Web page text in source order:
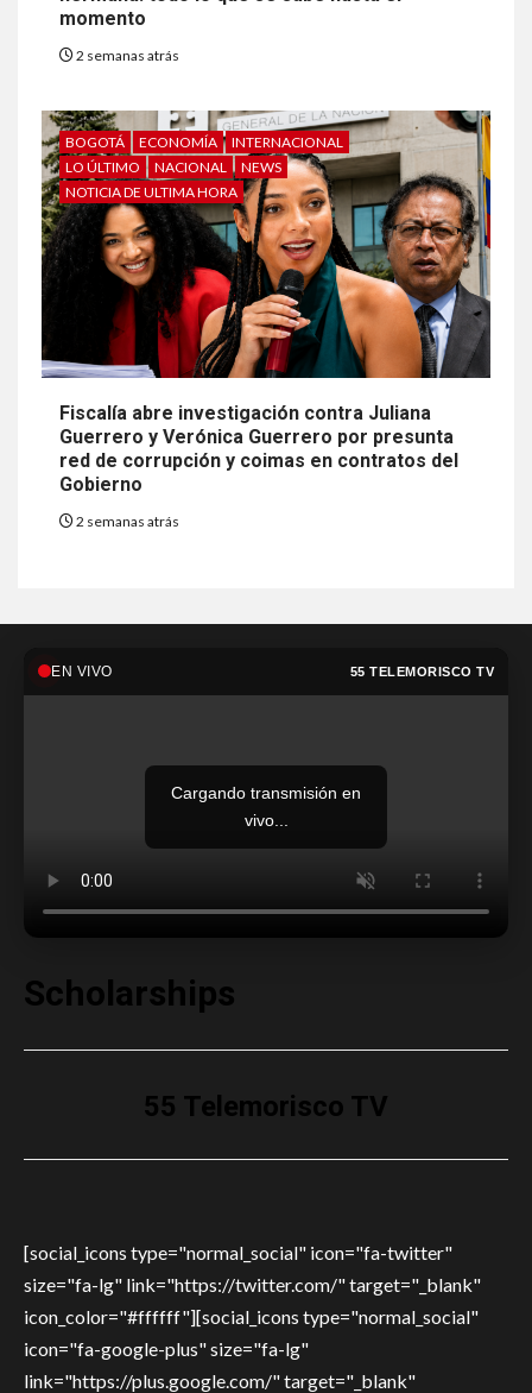
momento
2 semanas atrás
BOGOTÁ ECONOMÍA
INTERNACIONAL
LO ÚLTIMO
NACIONAL
NEWS
NOTICIA DE ULTIMA HORA
Fiscalía abre investigación contra Juliana
Guerrero y Verónica Guerrero por presunta
red de corrupción y coimas en contratos del
Gobierno
2 semanas atrás
EN VIVO 55 TELEMORISCO TV
Cargando transmisión en
vivo...
Scholarships
55 Telemorisco TV
[social_icons type="normal_social" icon="fa-twitter"
size="fa-lg" link="https://twitter.com/" target="_blank"
icon_color="#ffffff"][social_icons type="normal_social"
icon="fa-google-plus" size="fa-lg"
link="https://plus.google.com/" target="_blank"